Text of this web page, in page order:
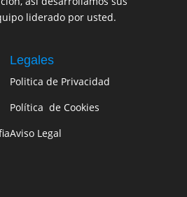
liderado por usted.
Legales
Politica de Privacidad
Política de Cookies
Aviso Legal